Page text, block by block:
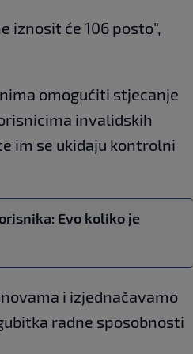
iznosit će 106 posto",
omogućiti stjecanje
invalidskih
im se ukidaju kontrolni
Evo koliko je
i izjednačavamo
radne sposobnosti